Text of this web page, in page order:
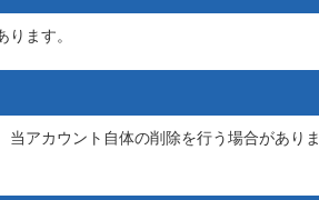
ます。
アカウント自体の削除を行う場合がありま